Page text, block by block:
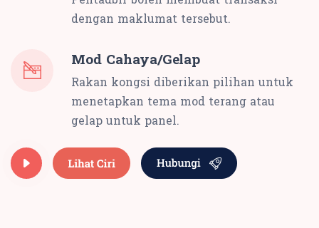
dengan maklumat tersebut.
Mod Cahaya/Gelap
Rakan kongsi diberikan pilihan untuk
menetapkan tema mod terang atau
gelap untuk panel.